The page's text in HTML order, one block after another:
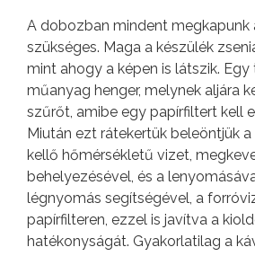
A dobozban mindent megkapunk
szükséges. Maga a készülék
mint ahogy a képen is látszik.
műanyag henger, melynek aljára
szűrőt, amibe egy papírfiltert kell
Miután ezt rátekertük beleöntjük
kellő hőmérsékletű vizet,
behelyezésével, és a
légnyomás segítségével, a
papírfilteren, ezzel is javítva a
hatékonyságát. Gyakorlatilag a